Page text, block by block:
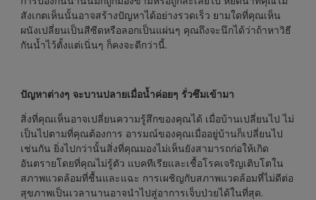
สังเกตเห็นนั้นอาจสร้างปัญหาได้อย่างรวดเร็ว ยามใดที่คุณเห็น
ผนังเปลี่ยนเป็นสีซีดหรือลอกเป็นแผ่นๆ คุณถึงจะนึกได้ว่าถ้าหาวิธี
กันน้ำไว้ตั้งแต่เนิ่นๆ ก็คงจะดีกว่านี้.
ปัญหาต่างๆ จะบานปลายเมื่อน้ำค่อยๆ รั่วซึมเข้ามา
สิ่งที่คุณเห็นอาจเปลี่ยนความรู้สึกของคุณได้ เมื่อบ้านเปลี่ยนไป ไม่
เป็นไปตามที่คุณต้องการ อารมณ์ของคุณเมื่ออยู่บ้านก็เปลี่ยนไป
เช่นกัน ยิ่งไปกว่านั้นสิ่งที่คุณมองไม่เห็นยังสามารถก่อให้เกิด
อันตรายโดยที่คุณไม่รู้ตัว แบคทีเรียและเชื้อโรคเจริญเติบโตใน
สภาพแวดล้อมที่ชื้นและแฉะ การเผชิญกับสภาพแวดล้อมที่ไม่ดีต่อ
สุขภาพเป็นเวลานานอาจนำไปสู่อาการเจ็บป่วยได้ในที่สุด.